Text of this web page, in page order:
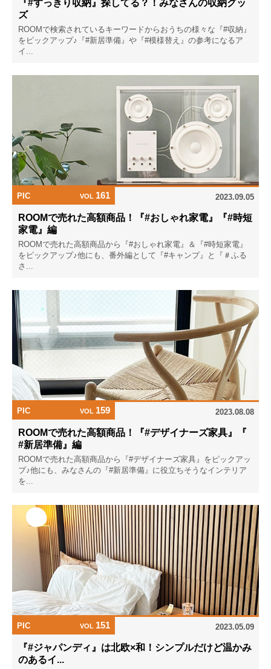
『#すっきり収納』探してる？！みなさんの収納グッ
ズ
ROOMで検索されているキーワードからおうちの様々な『#収納』
をピックアップ♪『#新居準備』や『#模様替え』の参考になるア
イ...
PIC VOL 161 2023.09.05
ROOMで売れた高額商品！『#おしゃれ家電』『#時短
家電』編
ROOMで売れた高額商品から『#おしゃれ家電』＆『#時短家電』
をピックアップ♪他にも、番外編として『#キャンプ』と『＃ふる
さ...
PIC VOL 159 2023.08.08
ROOMで売れた高額商品！『#デザイナーズ家具』『
#新居準備』編
ROOMで売れた高額商品から『#デザイナーズ家具』をピックアッ
プ♪他にも、みなさんの『#新居準備』に役立ちそうなインテリア
を...
PIC VOL 151 2023.05.09
『#ジャパンディ』は北欧×和！シンプルだけど温かみ
のあるイ...